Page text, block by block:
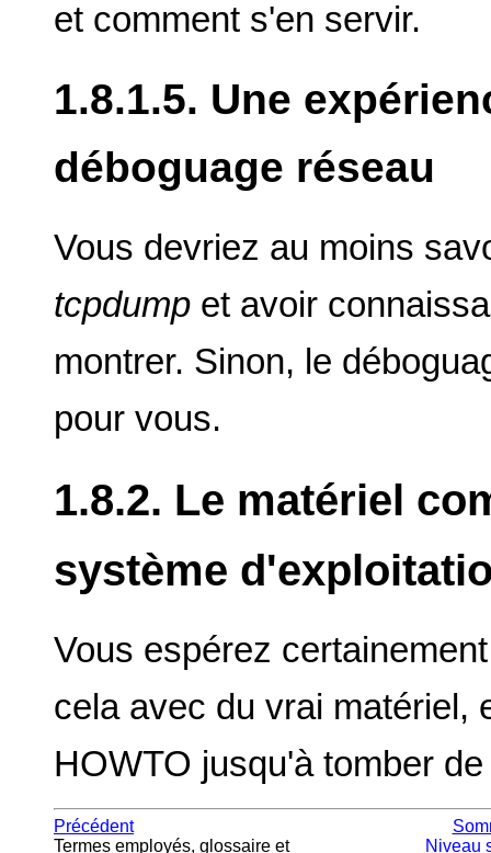
et comment s'en servir.
1.8.1.5. Une
déboguage réseau
Vous devriez au moins
tcpdump et avoir
montrer. Sinon, le
pour vous.
1.8.2. Le matériel
système
Vous espérez
cela avec du vrai matériel,
HOWTO jusqu'à tomber
Précédent
Termes employés, glossaire et
Niveau